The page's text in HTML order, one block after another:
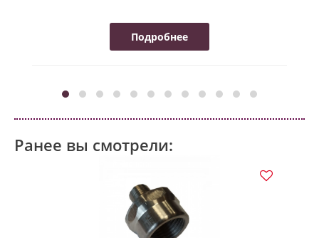
Подробнее
Ранее вы смотрели: